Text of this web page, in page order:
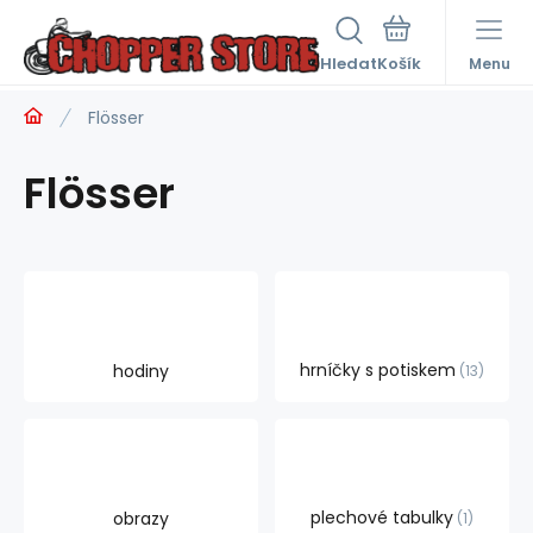
Hledat Menu
Flösser
Flösser
hodiny hrníčky s potiskem 13
obrazy plechové tabulky 1